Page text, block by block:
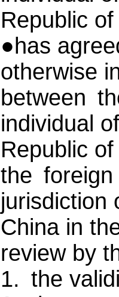
Republic
●has
otherwise
between
individual
Republic
the foreign
jurisdiction
China in
review by
1. the